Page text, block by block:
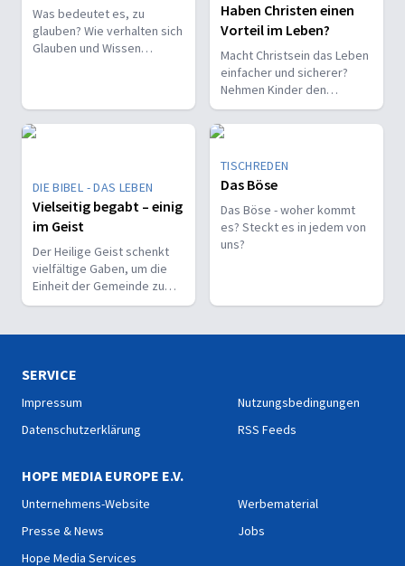
Was bedeutet es, zu
glauben? Wie verhalten sich
Glauben und Wissen
Haben Christen einen
Vorteil im Leben?
Macht Christsein das Leben
einfacher und sicherer?
Nehmen Kinder den
Glauben leichter an als
Erwachsene?
DIE BIBEL - DAS LEBEN
Vielseitig begabt – einig
im Geist
Der Heilige Geist schenkt
vielfältige Gaben, um die
Einheit der Gemeinde zu
stärken und sie zu
Menschen zu bekennen.
TISCHREDEN
Das Böse
Das Böse - woher kommt
es? Steckt es in jedem von
uns?
SERVICE
Impressum
Datenschutzerklärung
Nutzungsbedingungen
RSS Feeds
HOPE MEDIA EUROPE E.V.
Unternehmens-Website
Presse & News
Hope Media Services
Werbematerial
Jobs